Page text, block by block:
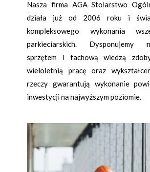
Nasza firma AGA Stolarstwo
działa już od 2006 roku i
kompleksowego wykonania
parkieciarskich. Dysponujemy
sprzętem i fachową wiedzą
wieloletnią pracę oraz
rzeczy gwarantują wykonanie
inwestycji na najwyższym poziomie.